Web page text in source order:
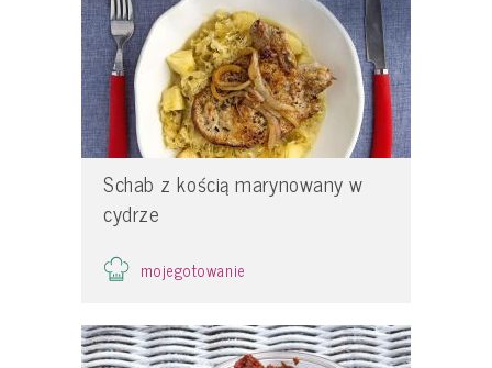
Schab z kością marynowany w
cydrze
mojegotowanie